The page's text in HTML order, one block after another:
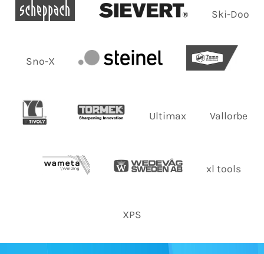
Ski-Doo
Sno-X
Ultimax Vallorbe
xl tools
XPS